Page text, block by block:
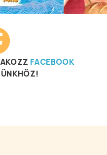
FACEBOOK